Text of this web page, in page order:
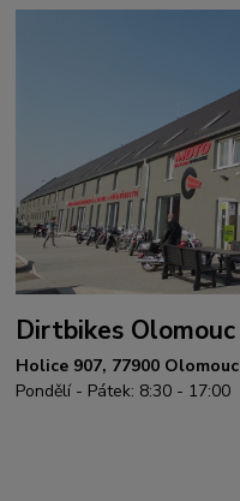
Dirtbikes Olomouc
Holice 907, 77900 Olomouc
Pondělí - Pátek: 8:30 - 17:00